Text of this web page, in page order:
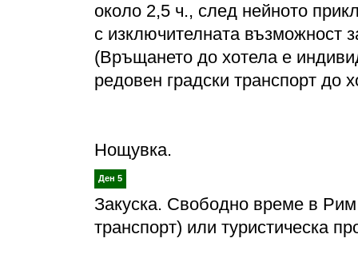
около 2,5 ч., след нейното
с изключителната възможност
(Връщането до хотела е
редовен градски транспорт до
Нощувка.
Ден 5
Закуска. Свободно време в
транспорт) или туристическа